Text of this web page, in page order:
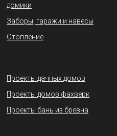
домики
Заборы, гаражи и навесы
Отопление
Проекты дачных домов
Проекты домов фахверк
Проекты бань из бревна